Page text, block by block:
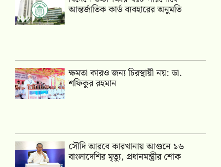
আন্তর্জাতিক কার্ড ব্যবহারের অনুমতি
ক্ষমতা কারও জন্য চিরস্থায়ী নয়: ডা.
শফিকুর রহমান
সৌদি আরবে কারখানায় আগুনে ১৬
বাংলাদেশির মৃত্যু, প্রধানমন্ত্রীর শোক